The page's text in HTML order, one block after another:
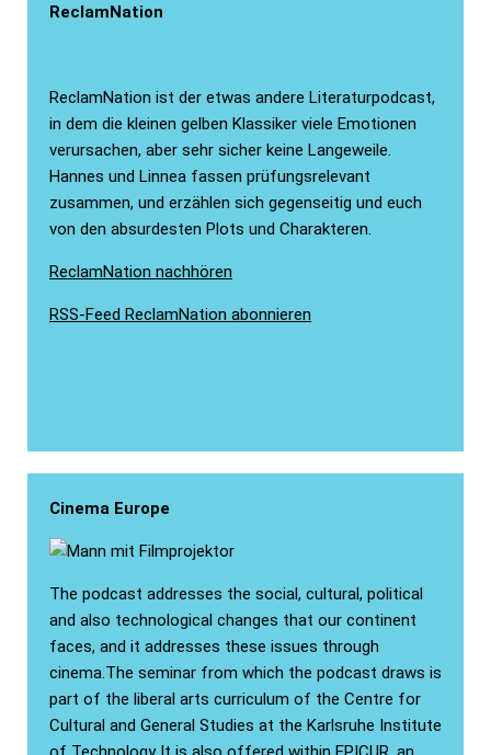
ReclamNation
ReclamNation ist der etwas andere Literaturpodcast,
in dem die kleinen gelben Klassiker viele Emotionen
verursachen, aber sehr sicher keine Langeweile.
Hannes und Linnea fassen prüfungsrelevant
zusammen, und erzählen sich gegenseitig und euch
von den absurdesten Plots und Charakteren.
ReclamNation nachhören
RSS-Feed ReclamNation abonnieren
Cinema Europe
The podcast addresses the social, cultural, political
and also technological changes that our continent
faces, and it addresses these issues through
cinema.The seminar from which the podcast draws is
part of the liberal arts curriculum of the Centre for
Cultural and General Studies at the Karlsruhe Institute